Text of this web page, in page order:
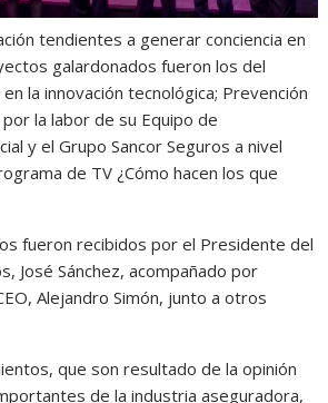
tendientes a generar conciencia en
galardonados fueron los del
la innovación tecnológica; Prevención
la labor de su Equipo de
y el Grupo Sancor Seguros a nivel
de TV ¿Cómo hacen los que
fueron recibidos por el Presidente del
José Sánchez, acompañado por
Alejandro Simón, junto a otros
que son resultado de la opinión
de la industria aseguradora,